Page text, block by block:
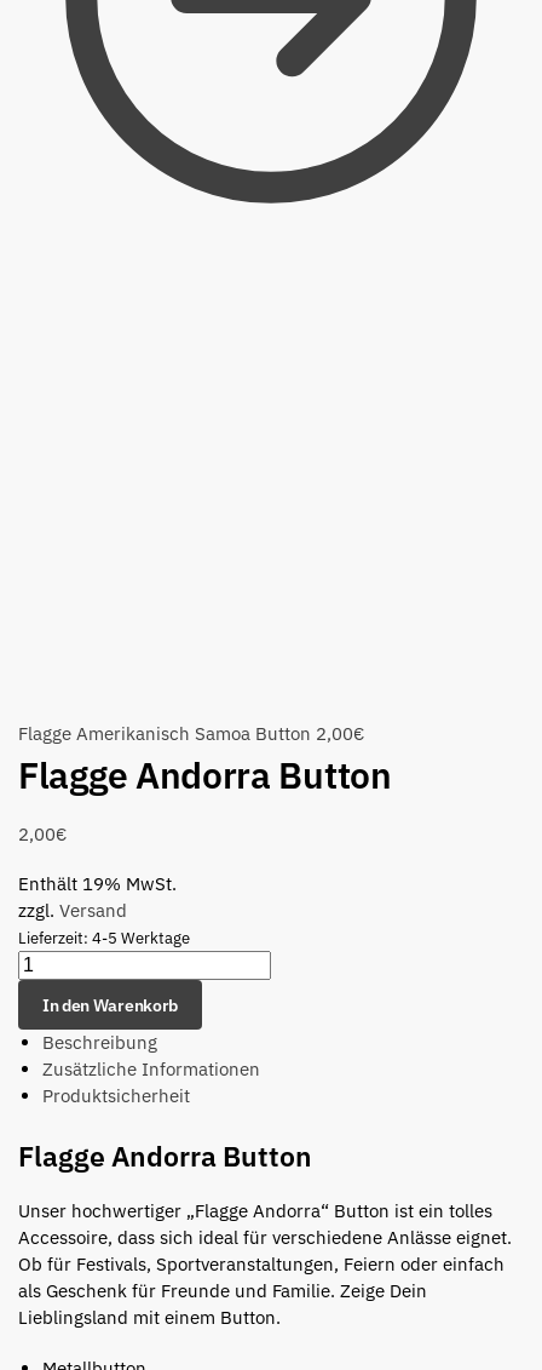
Flagge Amerikanisch Samoa Button 2,00€
Flagge Andorra Button
2,00€
Enthält 19% MwSt.
zzgl. Versand
Lieferzeit: 4-5 Werktage
In den Warenkorb
Beschreibung
Zusätzliche Informationen
Produktsicherheit
Flagge Andorra Button
Unser hochwertiger „Flagge Andorra“ Button ist ein tolles
Accessoire, dass sich ideal für verschiedene Anlässe eignet.
Ob für Festivals, Sportveranstaltungen, Feiern oder einfach
als Geschenk für Freunde und Familie. Zeige Dein
Lieblingsland mit einem Button.